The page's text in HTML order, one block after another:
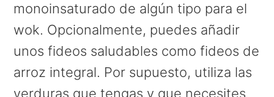
monoinsaturado de algún tipo para el
wok. Opcionalmente, puedes añadir
unos fideos saludables como fideos de
arroz integral. Por supuesto, utiliza las
verduras que tengas y que necesites